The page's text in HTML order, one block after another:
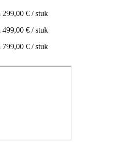
299,00 € / stuk
499,00 € / stuk
799,00 € / stuk